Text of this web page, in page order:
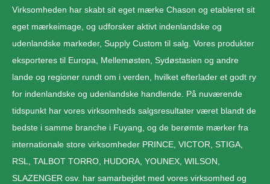
Virksomheden har skabt sit eget mærke Chason og etableret sit
eget mærkeimage, og udforsker aktivt indenlandske og
udenlandske markeder, Supply Custom til salg. Vores produkter
eksporteres til Europa, Mellemøsten, Sydøstasien og andre
lande og regioner rundt om i verden, hvilket efterlader et godt ry
for indenlandske og udenlandske handlende. På nuværende
tidspunkt har vores virksomheds salgsresultater været blandt de
bedste i samme branche i Fuyang, og de berømte mærker fra
internationale store virksomheder PRINCE, VICTOR, STIGA,
RSL, TALBOT TORRO, HUDORA, YOUNEX, WILSON,
SLAZENGER osv. har samarbejdet med vores virksomhed og